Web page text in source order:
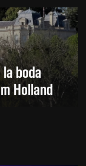
boda
Holland